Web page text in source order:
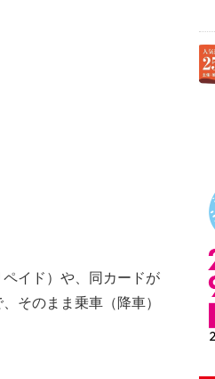
イド）や、同カードが
そのまま乗車（降車）